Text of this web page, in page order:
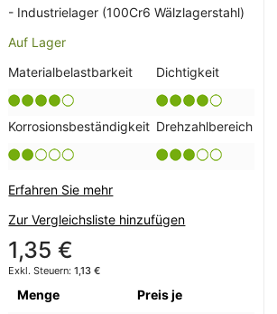
- Industrielager (100Cr6 Wälzlagerstahl)
Auf Lager
Materialbelastbarkeit
Dichtigkeit
Korrosionsbeständigkeit Drehzahlbereich
Erfahren Sie mehr
Zur Vergleichsliste hinzufügen
1,35 €
1,13 €
Menge
Preis je